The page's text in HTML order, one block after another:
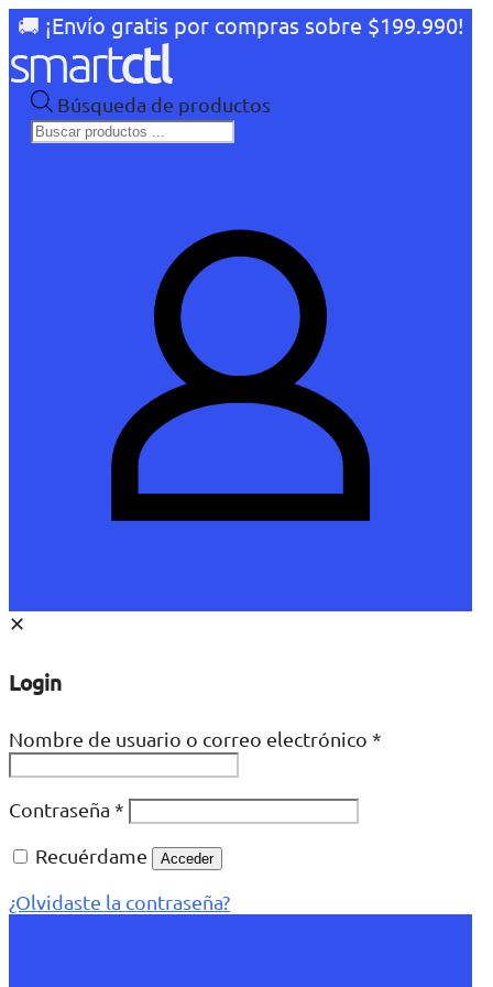
🚚 ¡Envío gratis por compras sobre $199.990!
Búsqueda de productos
✕
Login
Nombre de usuario o correo electrónico *
Contraseña *
Recuérdame
Acceder
¿Olvidaste la contraseña?